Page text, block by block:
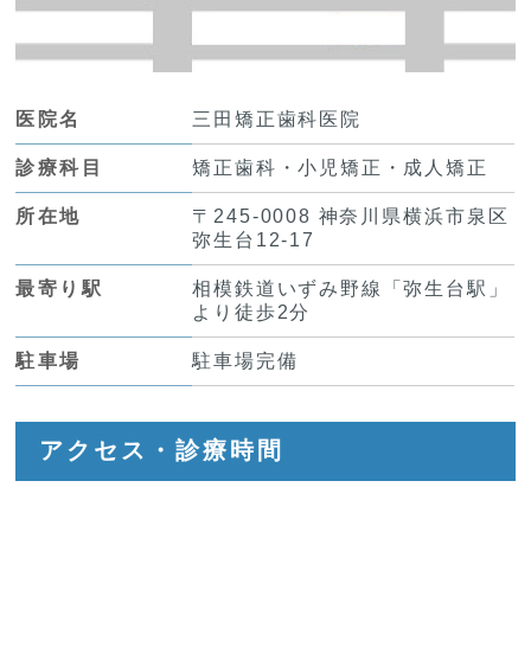
医院名 三田矯正歯科医院
診療科目 矯正歯科・小児矯正・成人矯正
所在地
〒245-0008 神奈川県横浜市泉区
弥生台12-17
最寄り駅
相模鉄道いずみ野線「弥生台駅」
より徒歩2分
駐車場 駐車場完備
アクセス・診療時間